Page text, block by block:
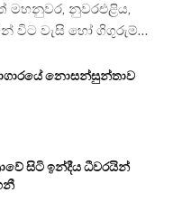
මහනුවර, නුවරඑළිය,
විට වැසි හෝ ගිගුරුම්…
නොසන්සුන්තාව
සිටි ඉන්දීය ධීවරයින්